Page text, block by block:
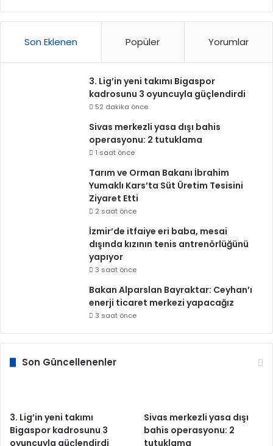
Son Eklenen Popüler Yorumlar
3. Lig’in yeni takımı Bigaspor
kadrosunu 3 oyuncuyla güçlendirdi
52 dakika önce
Sivas merkezli yasa dışı bahis
operasyonu: 2 tutuklama
1 saat önce
Tarım ve Orman Bakanı İbrahim
Yumaklı Kars’ta Süt Üretim Tesisini
Ziyaret Etti
2 saat önce
İzmir’de itfaiye eri baba, mesai
dışında kızının tenis antrenörlüğünü
yapıyor
3 saat önce
Bakan Alparslan Bayraktar: Ceyhan’ı
enerji ticaret merkezi yapacağız
3 saat önce
Son Güncellenenler
3. Lig’in yeni takımı
Bigaspor kadrosunu 3
oyuncuyla güçlendirdi
Sivas merkezli yasa dışı
bahis operasyonu: 2
tutuklama